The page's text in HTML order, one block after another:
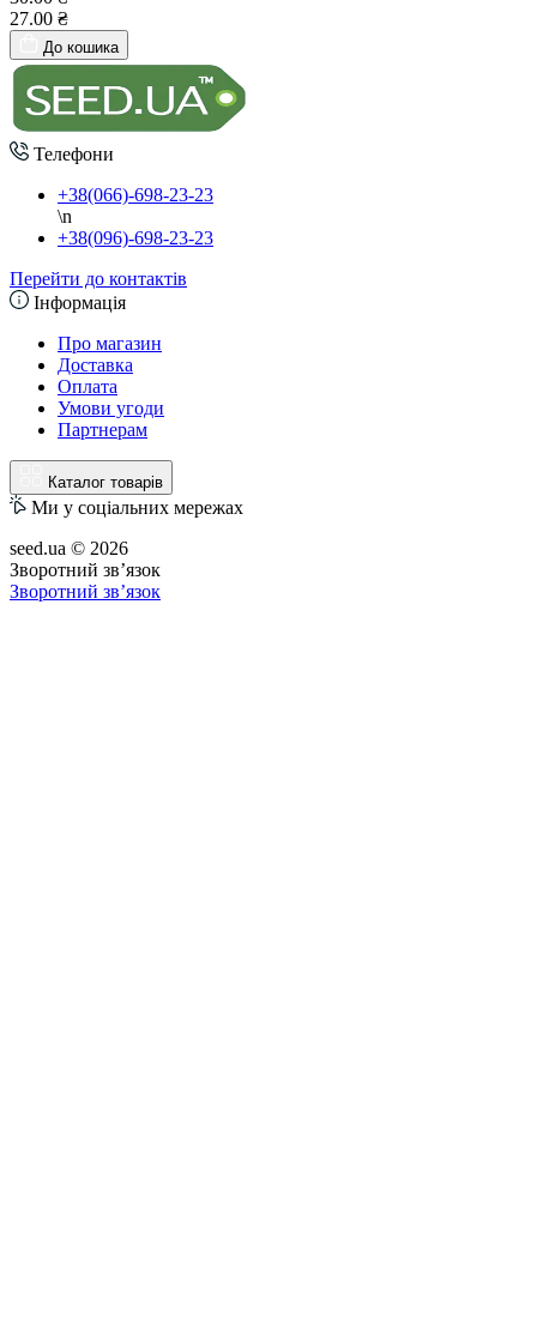
27.00 ₴
До кошика
Телефони
+38(066)-698-23-23
\n
+38(096)-698-23-23
Перейти до контактів
Інформація
Про магазин
Доставка
Оплата
Умови угоди
Партнерам
Каталог товарів
Ми у соціальних мережах
seed.ua © 2026
Зворотний зв’язок
Зворотний зв’язок